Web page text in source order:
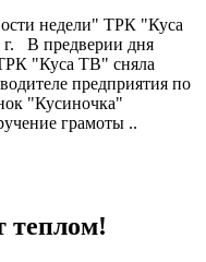
недели" ТРК "Куса
В предверии дня
"Куса ТВ" сняла
предприятия по
"Кусиночка"
грамоты ..
теплом!